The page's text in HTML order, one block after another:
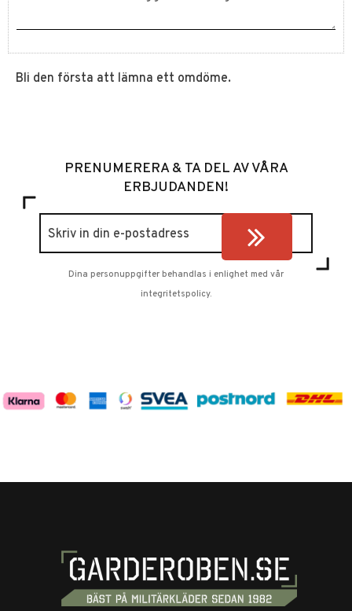
Bli den första att lämna ett omdöme.
PRENUMERERA & TA DEL AV VÅRA
ERBJUDANDEN!
Dina personuppgifter behandlas i enlighet med vår
integritetspolicy.